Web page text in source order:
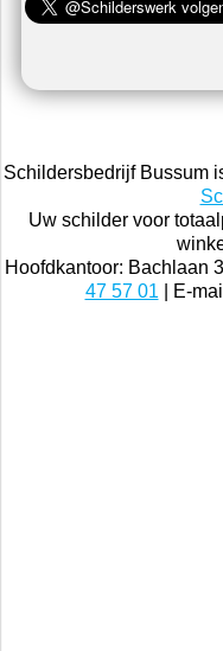
Schildersbedrijf Bussum
Uw schilder voor
Hoofdkantoor: Bachlaan
47 57 01| E-mail